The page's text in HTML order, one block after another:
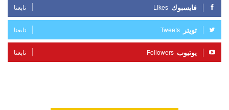
فايسبوك Likes تابعنا
تويتر Tweets تابعنا
يوتيوب Followers تابعنا